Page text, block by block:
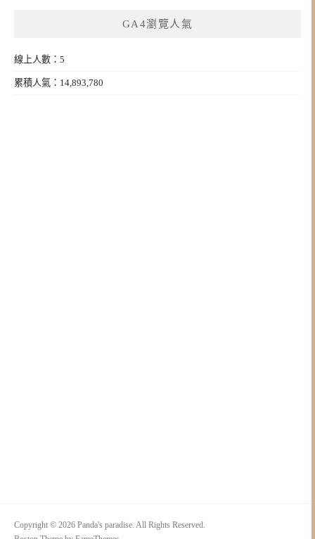
GA4瀏覽人氣
線上人數：5
累積人氣：14,893,780
Copyright © 2026 Panda's paradise. All Rights Reserved.